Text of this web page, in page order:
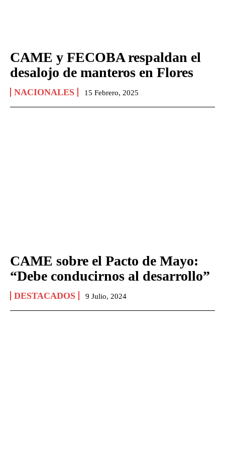
CAME y FECOBA respaldan el
desalojo de manteros en Flores
NACIONALES 15 Febrero, 2025
CAME sobre el Pacto de Mayo:
“Debe conducirnos al desarrollo”
DESTACADOS 9 Julio, 2024